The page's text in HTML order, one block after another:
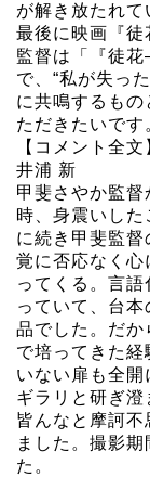
が解き放たれて
最後に映画『
監督は「『徒
で、“私が失っ
に共鳴するも
ただきたいです
【コメント全文
井浦 新
甲斐さやか監
時、身震いした
に続き甲斐監
覚に否応なく心
ってくる。言
っていて、台
品でした。だか
で培ってきた
いない扉も全
ギラリと研ぎ
皆んなと摩訶
ました。撮影
た。